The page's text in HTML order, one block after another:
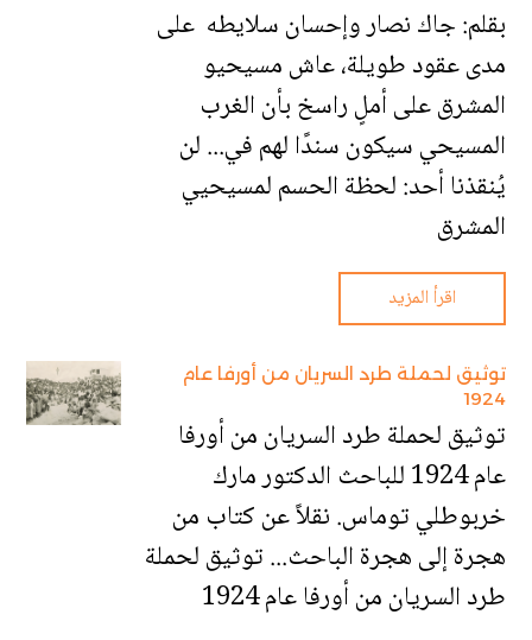
بقلم: جاك نصار وإحسان سلايطه على
مدى عقود طويلة، عاش مسيحيو
المشرق على أملٍ راسخ بأن الغرب
المسيحي سيكون سندًا لهم في... لن
يُنقذنا أحد: لحظة الحسم لمسيحيي
المشرق
اقرأ المزيد
توثيق لحملة طرد السريان من أورفا عام
1924
توثيق لحملة طرد السريان من أورفا
عام 1924 للباحث الدكتور مارك
خربوطلي توماس. نقلاً عن كتاب من
هجرة إلى هجرة الباحث... توثيق لحملة
طرد السريان من أورفا عام 1924